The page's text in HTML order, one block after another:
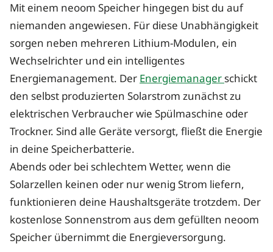
Mit einem neoom Speicher hingegen bist du auf
niemanden angewiesen. Für diese Unabhängigkeit
sorgen neben mehreren Lithium-Modulen, ein
Wechselrichter und ein intelligentes
Energiemanagement. DerEnergiemanagerschickt
den selbst produzierten Solarstrom zunächst zu
elektrischen Verbraucher wie Spülmaschine oder
Trockner. Sind alle Geräte versorgt, fließt die Energie
in deine Speicherbatterie.
Abends oder bei schlechtem Wetter, wenn die
Solarzellen keinen oder nur wenig Strom liefern,
funktionieren deine Haushaltsgeräte trotzdem. Der
kostenlose Sonnenstrom aus dem gefüllten neoom
Speicher übernimmt die Energieversorgung.